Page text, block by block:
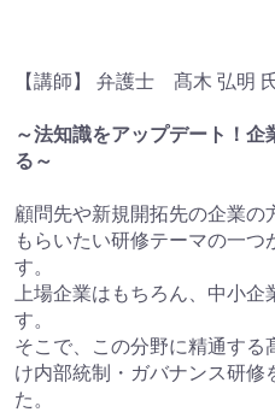
【講師】 弁護士 髙木 弘明
～法知識をアップデート！企
る～
顧問先や新規開拓先の企業の
もらいたい研修テーマの一
す。
上場企業はもちろん、中小
す。
そこで、この分野に精通する
け内部統制・ガバナンス研修
た。